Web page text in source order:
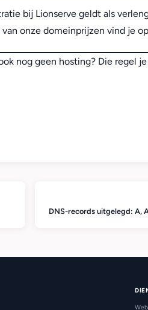
bij Lionserve geldt als
onze domeinprijzen vind je
nog geen hosting? Die regel
DNS-records uitgelegd: A,